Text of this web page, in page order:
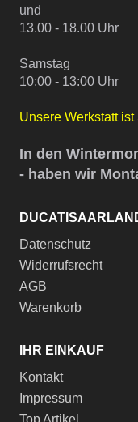
und
13.00 - 18.00 Uhr
Samstag
10:00 - 13:00 Uhr
Unsere Werkstatt
In den
- haben wir
Datenschutz
Widerrufsrecht
AGB
Warenkorb
IHR EINKAUF
Kontakt
Impressum
Top Artikel